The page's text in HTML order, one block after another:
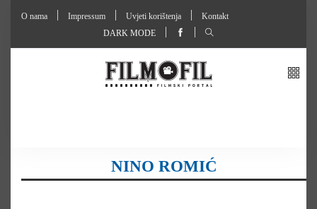
O nama Impressum Uvjeti korištenja
Kontakt
DARK MODE
NINO ROMIĆ